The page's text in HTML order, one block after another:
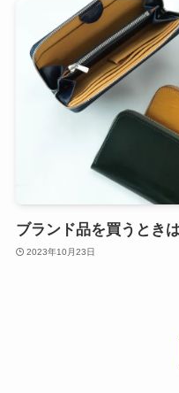
ブランド品を買うとき
2023年10月23日